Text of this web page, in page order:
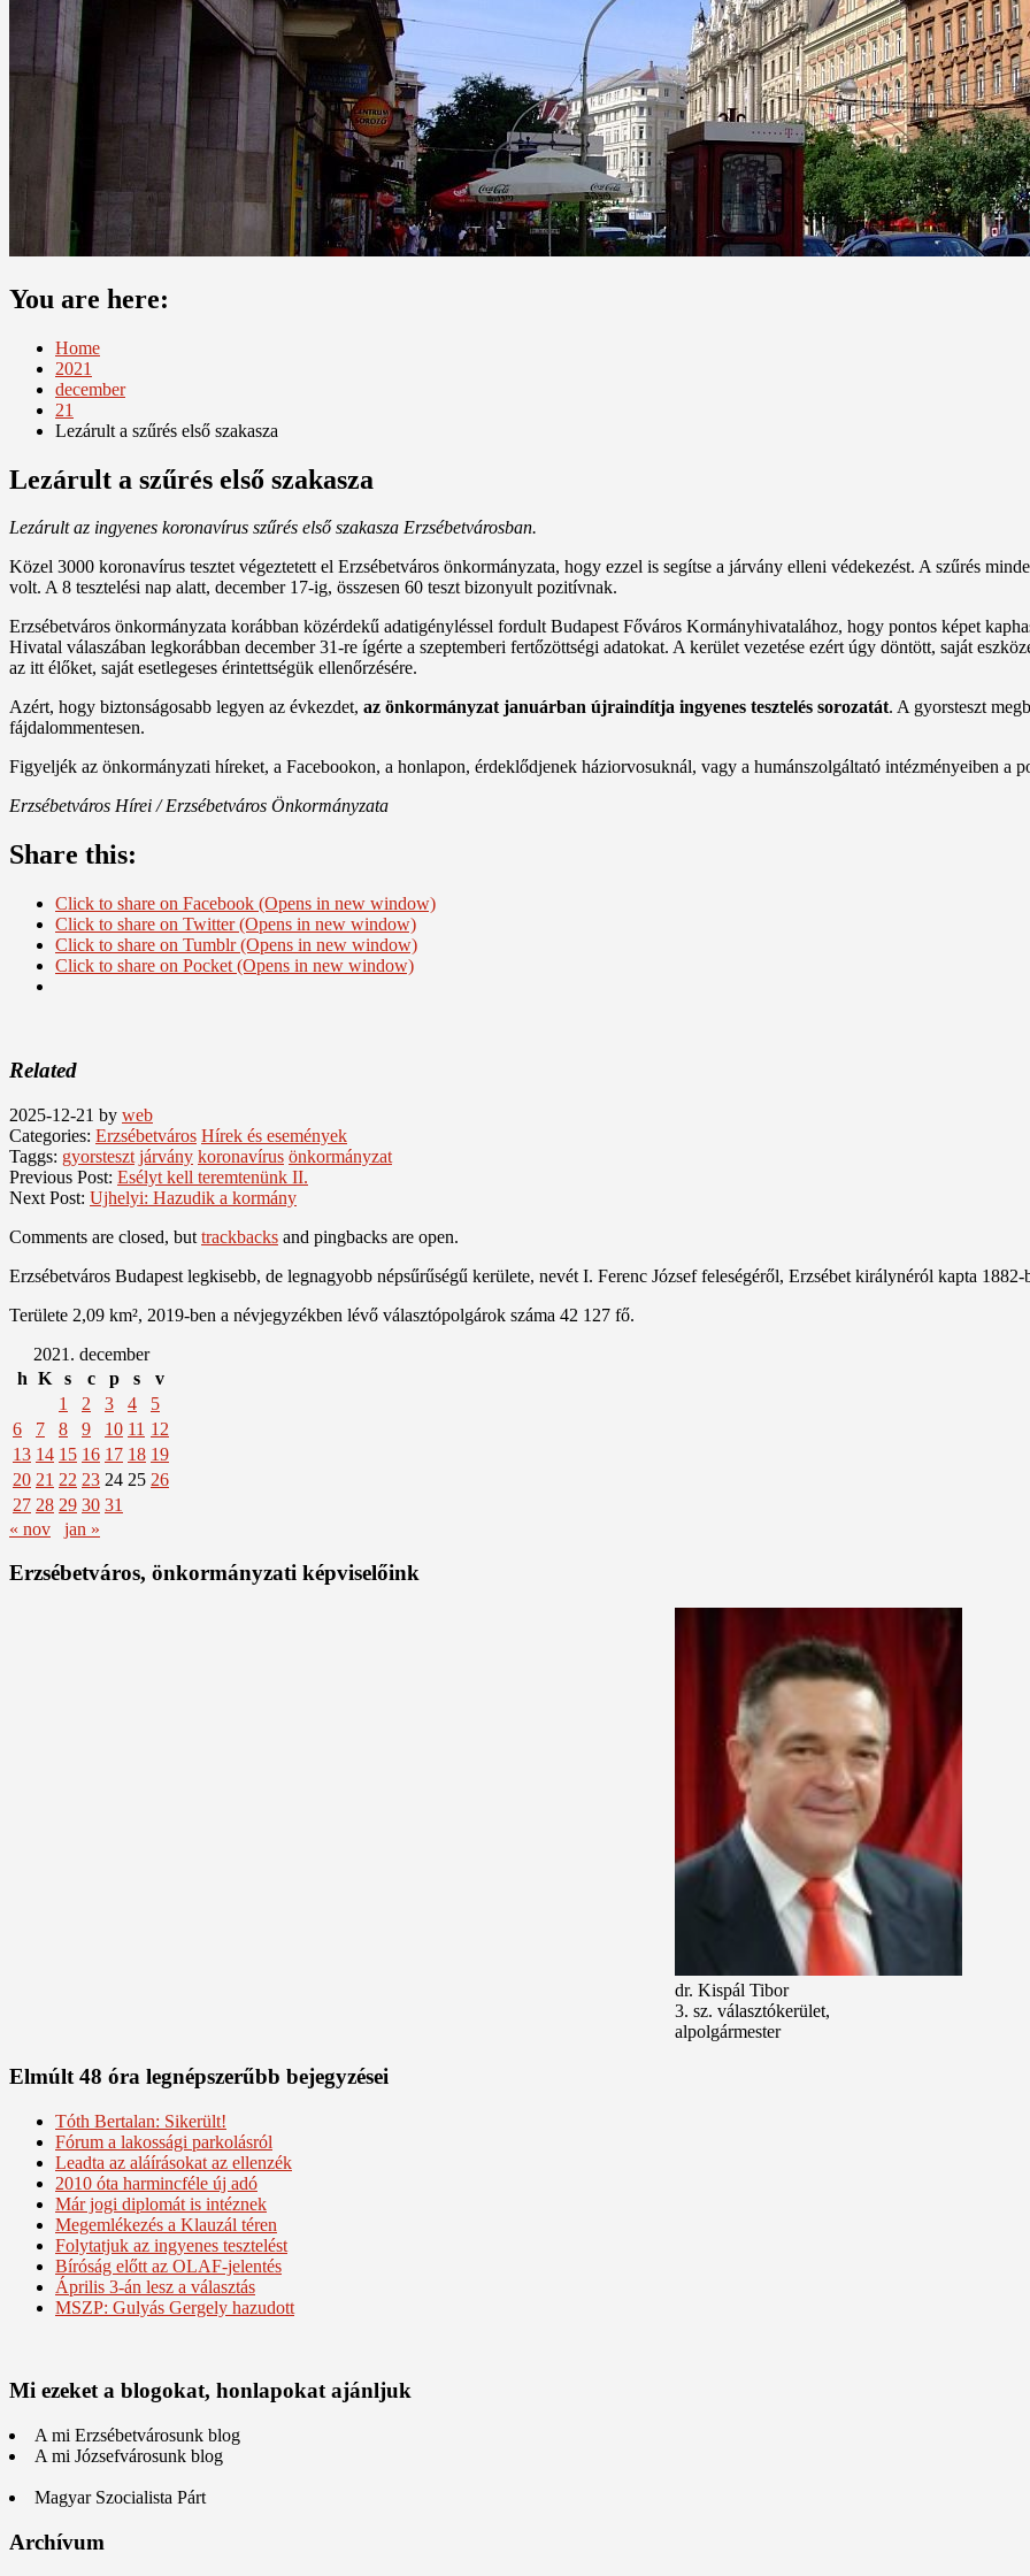
You are here:
Home
2021
december
21
Lezárult a szűrés első szakasza
Lezárult a szűrés első szakasza
Lezárult az ingyenes koronavírus szűrés első szakasza Erzsébetvárosban.
Közel 3000 koronavírus tesztet végeztetett el Erzsébetváros önkormányzata, hogy ezzel is segítse a járvány elleni védekezést. A szűrés
volt. A 8 tesztelési nap alatt, december 17-ig, összesen 60 teszt bizonyult pozitívnak.
Erzsébetváros önkormányzata korábban közérdekű adatigényléssel fordult Budapest Főváros Kormányhivatalához, hogy pontos képet
Hivatal válaszában legkorábban december 31-re ígérte a szeptemberi fertőzöttségi adatokat. A kerület vezetése ezért úgy döntött, saját
az itt élőket, saját esetlegeses érintettségük ellenőrzésére.
Azért, hogy biztonságosabb legyen az évkezdet, az önkormányzat januárban újraindítja ingyenes tesztelés sorozatát. A gyorsteszt
fájdalommentesen.
Figyeljék az önkormányzati híreket, a Facebookon, a honlapon, érdeklődjenek háziorvosuknál, vagy a humánszolgáltató intézményeiben a
Erzsébetváros Hírei / Erzsébetváros Önkormányzata
Share this:
Click to share on Facebook (Opens in new window)
Click to share on Twitter (Opens in new window)
Click to share on Tumblr (Opens in new window)
Click to share on Pocket (Opens in new window)
Related
2025-12-21 by web
Categories: Erzsébetváros Hírek és események
Taggs: gyorsteszt járvány koronavírus önkormányzat
Previous Post: Esélyt kell teremtenünk II.
Next Post: Ujhelyi: Hazudik a kormány
Comments are closed, but trackbacks and pingbacks are open.
Erzsébetváros Budapest legkisebb, de legnagyobb népsűrűségű kerülete, nevét I. Ferenc József feleségéről, Erzsébet királynéról kapta 1882-
Területe 2,09 km², 2019-ben a névjegyzékben lévő választópolgárok száma 42 127 fő.
2021. december
h K s c p s
v
1
2 3 4
5
6
7 8 9 10 11 12
13 14 15 16 17 18 19
20 21 22 23 24 25 26
27 28 29 30 31
« nov
jan »
Erzsébetváros, önkormányzati képviselőink
dr. Kispál Tibor
3. sz. választókerület,
alpolgármester
Elmúlt 48 óra legnépszerűbb bejegyzései
Tóth Bertalan: Sikerült!
Fórum a lakossági parkolásról
Leadta az aláírásokat az ellenzék
2010 óta harmincféle új adó
Már jogi diplomát is intéznek
Megemlékezés a Klauzál téren
Folytatjuk az ingyenes tesztelést
Bíróság előtt az OLAF-jelentés
Április 3-án lesz a választás
MSZP: Gulyás Gergely hazudott
Mi ezeket a blogokat, honlapokat ajánljuk
A mi Erzsébetvárosunk blog
A mi Józsefvárosunk blog
Magyar Szocialista Párt
Archívum